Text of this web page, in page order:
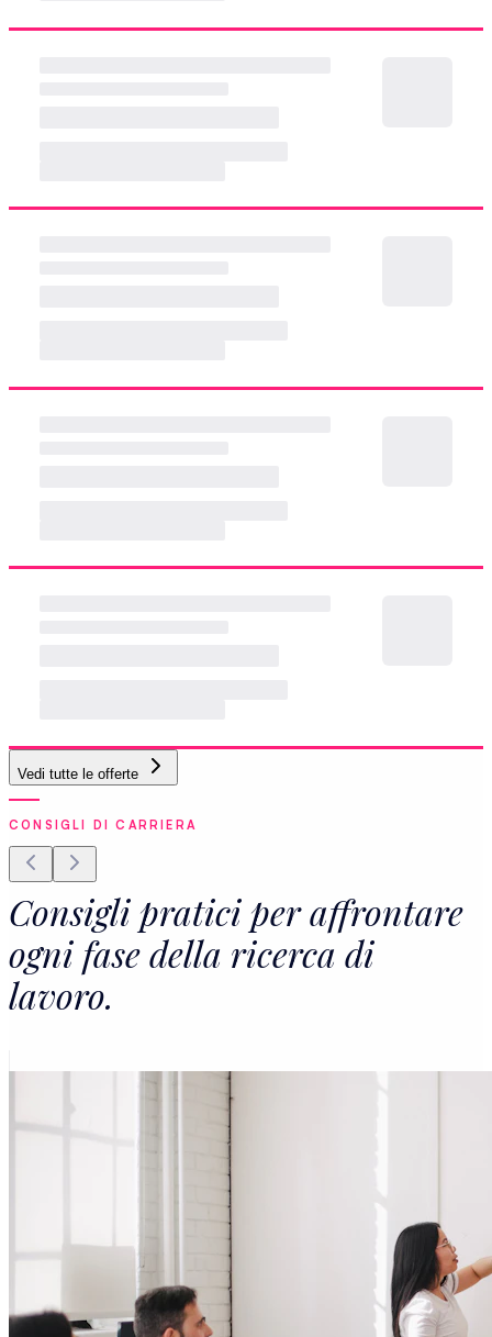
Vedi tutte le offerte
CONSIGLI DI CARRIERA
Consigli pratici per affrontare
ogni fase della ricerca di
lavoro.